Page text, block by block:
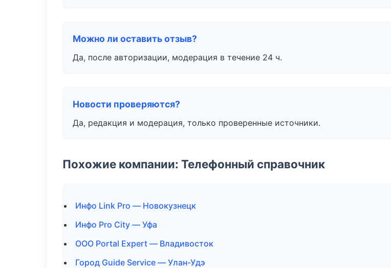
Можно ли оставить отзыв?
Да, после авторизации, модерация в течение 24 ч.
Новости проверяются?
Да, редакция и модерация, только проверенные источники.
Похожие компании: Телефонный справочник
Инфо Link Pro — Новокузнецк
Инфо Pro City — Уфа
ООО Portal Expert — Владивосток
Город Guide Service — Улан-Удэ